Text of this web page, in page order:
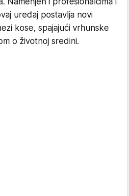
uređaj postavlja novi
kose, spajajući vrhunske
o životnoj sredini.